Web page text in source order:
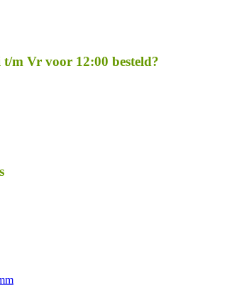
m Vr voor 12:00 besteld?